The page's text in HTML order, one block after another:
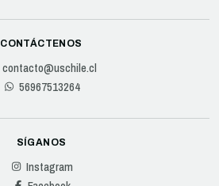
CONTÁCTENOS
contacto@uschile.cl
56967513264
SÍGANOS
Instagram